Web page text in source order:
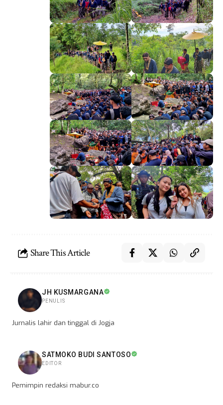
Share This Article
JH KUSMARGANA
PENULIS
Jurnalis lahir dan tinggal di Jogja
SATMOKO BUDI SANTOSO
EDITOR
Pemimpin redaksi mabur.co